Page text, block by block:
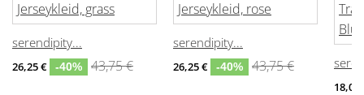
serendipity...
26,25 € -40% 43,75 €
serendipity...
26,25 € -40% 43,75 €
18,00